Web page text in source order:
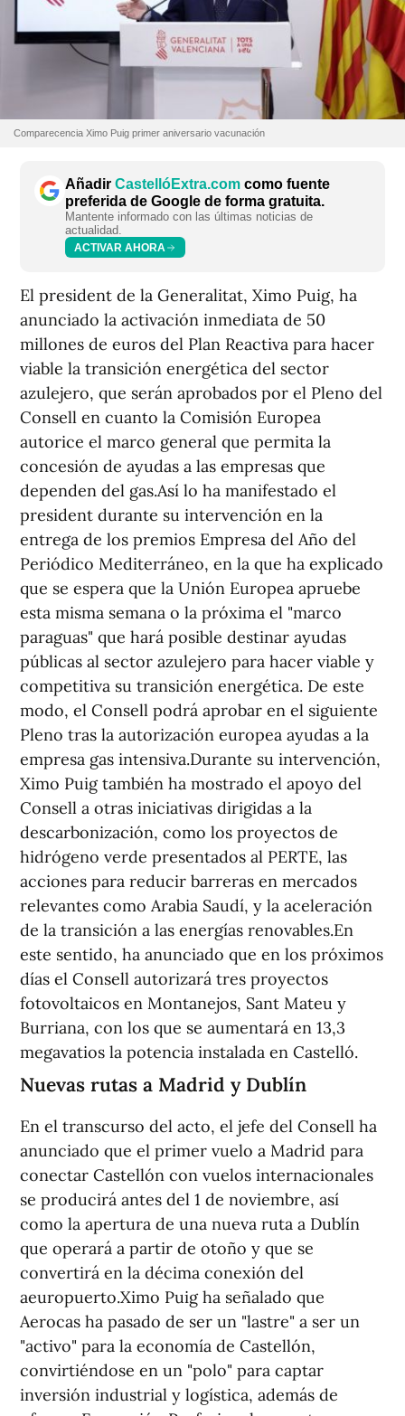
Comparecencia Ximo Puig primer aniversario vacunación
Añadir CastellóExtra.com como fuente
preferida de Google de forma gratuita.
Mantente informado con las últimas noticias de
actualidad.
ACTIVAR AHORA
El president de la Generalitat, Ximo Puig, ha
anunciado la activación inmediata de 50
millones de euros del Plan Reactiva para hacer
viable la transición energética del sector
azulejero, que serán aprobados por el Pleno del
Consell en cuanto la Comisión Europea
autorice el marco general que permita la
concesión de ayudas a las empresas que
dependen del gas.Así lo ha manifestado el
president durante su intervención en la
entrega de los premios Empresa del Año del
Periódico Mediterráneo, en la que ha explicado
que se espera que la Unión Europea apruebe
esta misma semana o la próxima el "marco
paraguas" que hará posible destinar ayudas
públicas al sector azulejero para hacer viable y
competitiva su transición energética. De este
modo, el Consell podrá aprobar en el siguiente
Pleno tras la autorización europea ayudas a la
empresa gas intensiva.Durante su intervención,
Ximo Puig también ha mostrado el apoyo del
Consell a otras iniciativas dirigidas a la
descarbonización, como los proyectos de
hidrógeno verde presentados al PERTE, las
acciones para reducir barreras en mercados
relevantes como Arabia Saudí, y la aceleración
de la transición a las energías renovables.En
este sentido, ha anunciado que en los próximos
días el Consell autorizará tres proyectos
fotovoltaicos en Montanejos, Sant Mateu y
Burriana, con los que se aumentará en 13,3
megavatios la potencia instalada en Castelló.
Nuevas rutas a Madrid y Dublín
En el transcurso del acto, el jefe del Consell ha
anunciado que el primer vuelo a Madrid para
conectar Castellón con vuelos internacionales
se producirá antes del 1 de noviembre, así
como la apertura de una nueva ruta a Dublín
que operará a partir de otoño y que se
convertirá en la décima conexión del
aeuropuerto.Ximo Puig ha señalado que
Aerocas ha pasado de ser un "lastre" a ser un
"activo" para la economía de Castellón,
convirtiéndose en un "polo" para captar
inversión industrial y logística, además de